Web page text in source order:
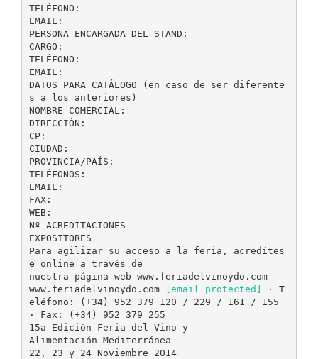
TELÉFONO:
EMAIL:
PERSONA ENCARGADA DEL STAND:
CARGO:
TELÉFONO:
EMAIL:
DATOS PARA CATÁLOGO (en caso de ser diferente
s a los anteriores)
NOMBRE COMERCIAL:
DIRECCIÓN:
CP:
CIUDAD:
PROVINCIA/PAÍS:
TELÉFONOS:
EMAIL:
FAX:
WEB:
Nº ACREDITACIONES
EXPOSITORES
Para agilizar su acceso a la feria, acredítes
e online a través de
nuestra página web www.feriadelvinoydo.com
www.feriadelvinoydo.com
[email protected]
· T
eléfono: (+34) 952 379 120 / 229 / 161 / 155
· Fax: (+34) 952 379 255
15a Edición Feria del Vino y
Alimentación Mediterránea
22, 23 y 24 Noviembre 2014